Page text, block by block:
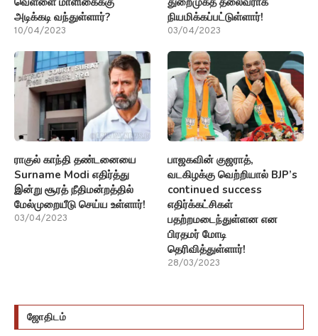
அடிக்கடி வந்துள்ளார்?
10/04/2023
நியமிக்கப்பட்டுள்ளார்!
03/04/2023
ராகுல் காந்தி தண்டனையை
Surname Modi எதிர்த்து
இன்று சூரத் நீதிமன்றத்தில்
மேல்முறையீடு செய்ய உள்ளார்!
03/04/2023
பாஜகவின் குஜராத்,
வடகிழக்கு வெற்றியால் BJP’s
continued success
எதிர்க்கட்சிகள்
பதற்றமடைந்துள்ளன என
பிரதமர் மோடி
தெரிவித்துள்ளார்!
28/03/2023
ஜோதிடம்